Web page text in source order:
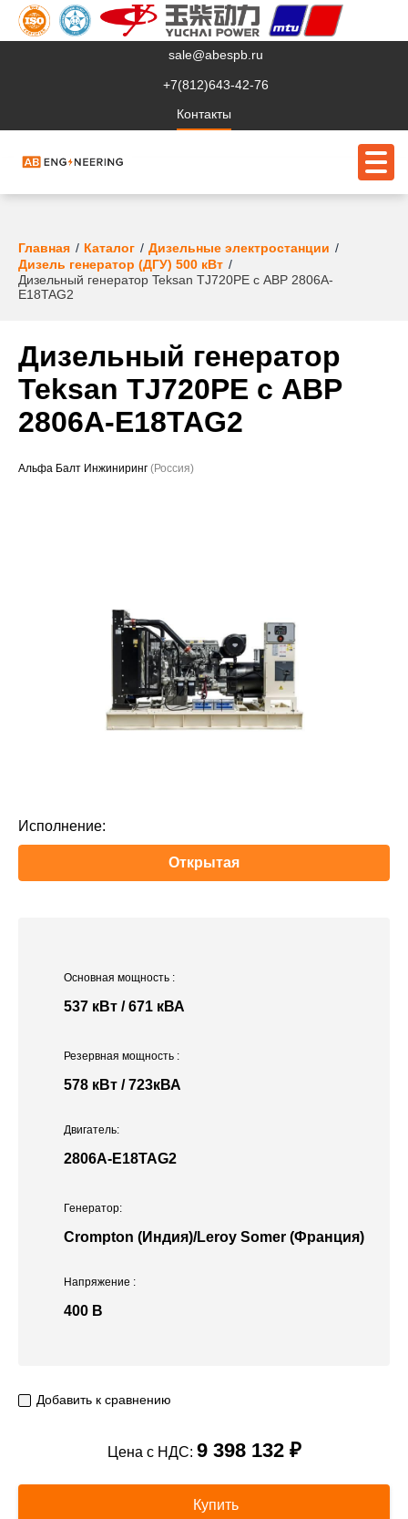
sale@abespb.ru
+7(812)643-42-76
Контакты
О компании
Клиентам
Сервис
Судовое ЭО
Проекты
Главная Каталог
Дизельные электростанции
Дизель генератор (ДГУ) 500 кВт
Дизельный генератор Teksan TJ720PE с АВР 2806A-
E18TAG2
Дизельный генератор
Teksan TJ720PE с АВР
2806A-E18TAG2
Альфа Балт Инжиниринг (Россия)
Исполнение:
Открытая
Основная мощность :
537 кВт / 671 кВА
Двигатель:
2806A-E18TAG2
Напряжение :
400 В
Резервная мощность :
578 кВт / 723кВА
Генератор:
Crompton (Индия)/Leroy Somer (Франция)
Добавить к сравнению
Цена с НДС: 9 398 132 ₽
Купить